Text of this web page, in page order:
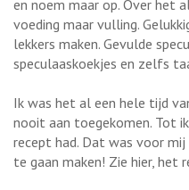
en noem maar op. Over het
voeding maar vulling.
lekkers maken. Gevulde
speculaaskoekjes en zelfs
Ik was het al een hele tijd
nooit aan toegekomen. Tot
recept had. Dat was voor
te gaan maken! Zie hier, het